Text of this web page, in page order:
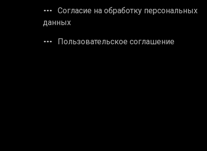
Согласие на обработку персональных
данных
Пользовательское соглашение